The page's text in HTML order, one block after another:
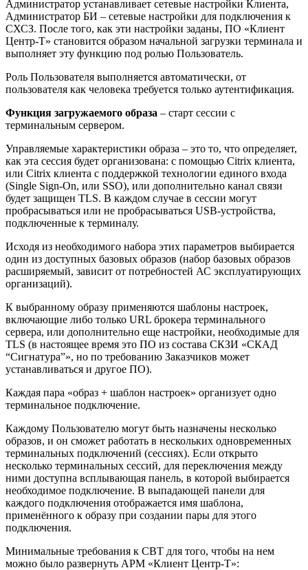
Администратор устанавливает сетевые настройки Клиента,
Администратор БИ – сетевые настройки для подключения к
СХСЗ. После того, как эти настройки заданы, ПО «Клиент
Центр-Т» становится образом начальной загрузки терминала и
выполняет эту функцию под ролью Пользователь.
Роль Пользователя выполняется автоматически, от
пользователя как человека требуется только аутентификация.
Функция загружаемого образа – старт сессии с
терминальным сервером.
Управляемые характеристики образа – это то, что определяет,
как эта сессия будет организована: с помощью Citrix клиента,
или Citrix клиента с поддержкой технологии единого входа
(Single Sign-On, или SSO), или дополнительно канал связи
будет защищен TLS. В каждом случае в сессии могут
пробрасываться или не пробрасываться USB-устройства,
подключенные к терминалу.
Исходя из необходимого набора этих параметров выбирается
один из доступных базовых образов (набор базовых образов
расширяемый, зависит от потребностей АС эксплуатирующих
организаций).
К выбранному образу применяются шаблоны настроек,
включающие либо только URL брокера терминального
сервера, или дополнительно еще настройки, необходимые для
TLS (в настоящее время это ПО из состава СКЗИ «СКАД
“Сигнатура”», но по требованию Заказчиков может
устанавливаться и другое ПО).
Каждая пара «образ + шаблон настроек» организует одно
терминальное подключение.
Каждому Пользователю могут быть назначены несколько
образов, и он сможет работать в нескольких одновременных
терминальных подключений (сессиях). Если открыто
несколько терминальных сессий, для переключения между
ними доступна всплывающая панель, в которой выбирается
необходимое подключение. В выпадающей панели для
каждого подключения отображается имя шаблона,
применённого к образу при создании пары для этого
подключения.
Минимальные требования к СВТ для того, чтобы на нем
можно было развернуть АРМ «Клиент Центр-Т»: